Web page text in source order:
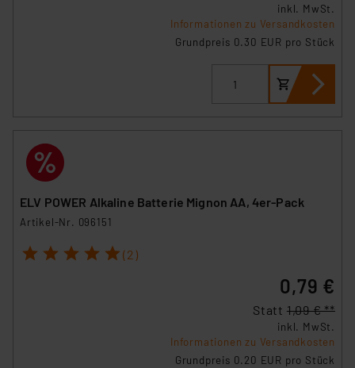
inkl. MwSt.
Informationen zu Versandkosten
Grundpreis 0.30 EUR pro Stück
ELV POWER Alkaline Batterie Mignon AA, 4er-Pack
Artikel-Nr. 096151
1 2 3 4 5 (2)
0,79 €
Statt 1,09 € **
inkl. MwSt.
Informationen zu Versandkosten
Grundpreis 0.20 EUR pro Stück